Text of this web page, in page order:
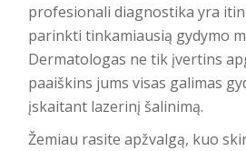
profesionali diagnostika yra
parinkti tinkamiausią gydymo
Dermatologas ne tik įvertins
paaiškins jums visas galimas
įskaitant lazerinį šalinimą.
Žemiau rasite apžvalgą, kuo